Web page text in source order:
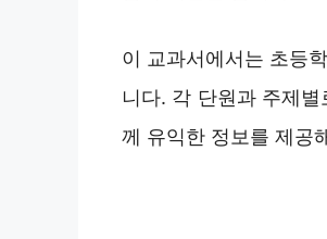
이 교과서에서는 초등
니다. 각 단원과 주제
께 유익한 정보를 제공